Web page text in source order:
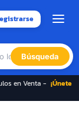
Búsqueda
en Venta - ¡Únete